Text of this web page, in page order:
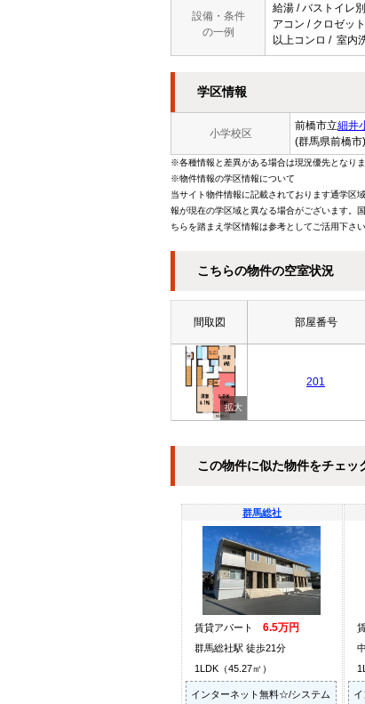
設備・条件
の一例
給湯 / バストイレ
アコン / クロゼッ
以上コンロ / 室内
学区情報
小学校区
前橋市立細井
(群馬県前橋市)
※各種情報と差異がある場合は現況優先となり
※物件情報の学区情報について
当サイト物件情報に記載されております通学区
報が現在の学区域と異なる場合がございます。
ちらを踏まえ学区情報は参考としてご活用下さい
こちらの物件の空室状況
間取図 部屋番号
201
この物件に似た物件をチェッ
群馬総社
賃貸アパート 6.5万円
群馬総社駅 徒歩21分
1LDK（45.27㎡）
インターネット無料☆/システム